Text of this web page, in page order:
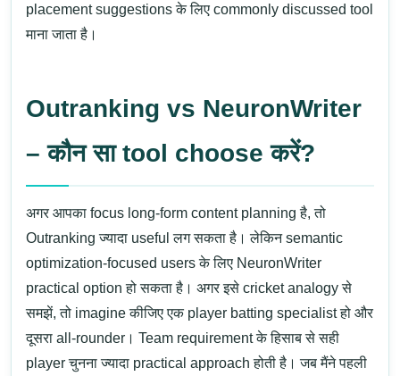
placement suggestions के लिए commonly discussed tool
माना जाता है।
Outranking vs NeuronWriter
– कौन सा tool choose करें?
अगर आपका focus long-form content planning है, तो
Outranking ज्यादा useful लग सकता है। लेकिन semantic
optimization-focused users के लिए NeuronWriter
practical option हो सकता है। अगर इसे cricket analogy से
समझें, तो imagine कीजिए एक player batting specialist हो और
दूसरा all-rounder। Team requirement के हिसाब से सही
player चुनना ज्यादा practical approach होती है।जब मैंने पहली